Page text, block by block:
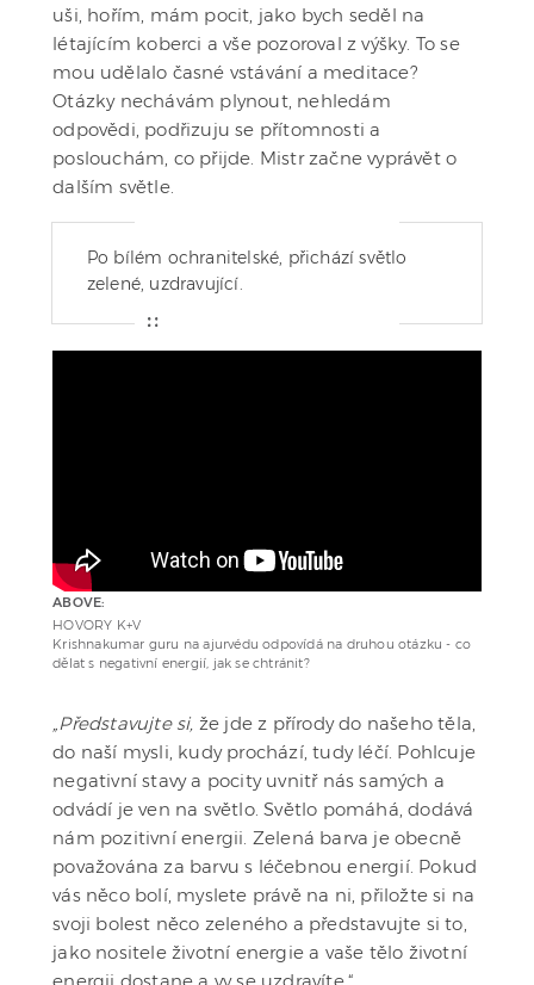
uši, hořím, mám pocit, jako bych seděl na
létajícím koberci a vše pozoroval z výšky. To se
mou udělalo časné vstávání a meditace?
Otázky nechávám plynout, nehledám
odpovědi, podřizuju se přítomnosti a
poslouchám, co přijde. Mistr začne vyprávět o
dalším světle.
Po bílém ochranitelské, přichází světlo
zelené, uzdravující.
ABOVE:
HOVORY K+V
Krishnakumar guru na ajurvédu odpovídá na druhou otázku - co
dělat s negativní energií, jak se chtránit?
„Představujte si, že jde z přírody do našeho těla,
do naší mysli, kudy prochází, tudy léčí. Pohlcuje
negativní stavy a pocity uvnitř nás samých a
odvádí je ven na světlo. Světlo pomáhá, dodává
nám pozitivní energii. Zelená barva je obecně
považována za barvu s léčebnou energií. Pokud
vás něco bolí, myslete právě na ni, přiložte si na
svoji bolest něco zeleného a představujte si to,
jako nositele životní energie a vaše tělo životní